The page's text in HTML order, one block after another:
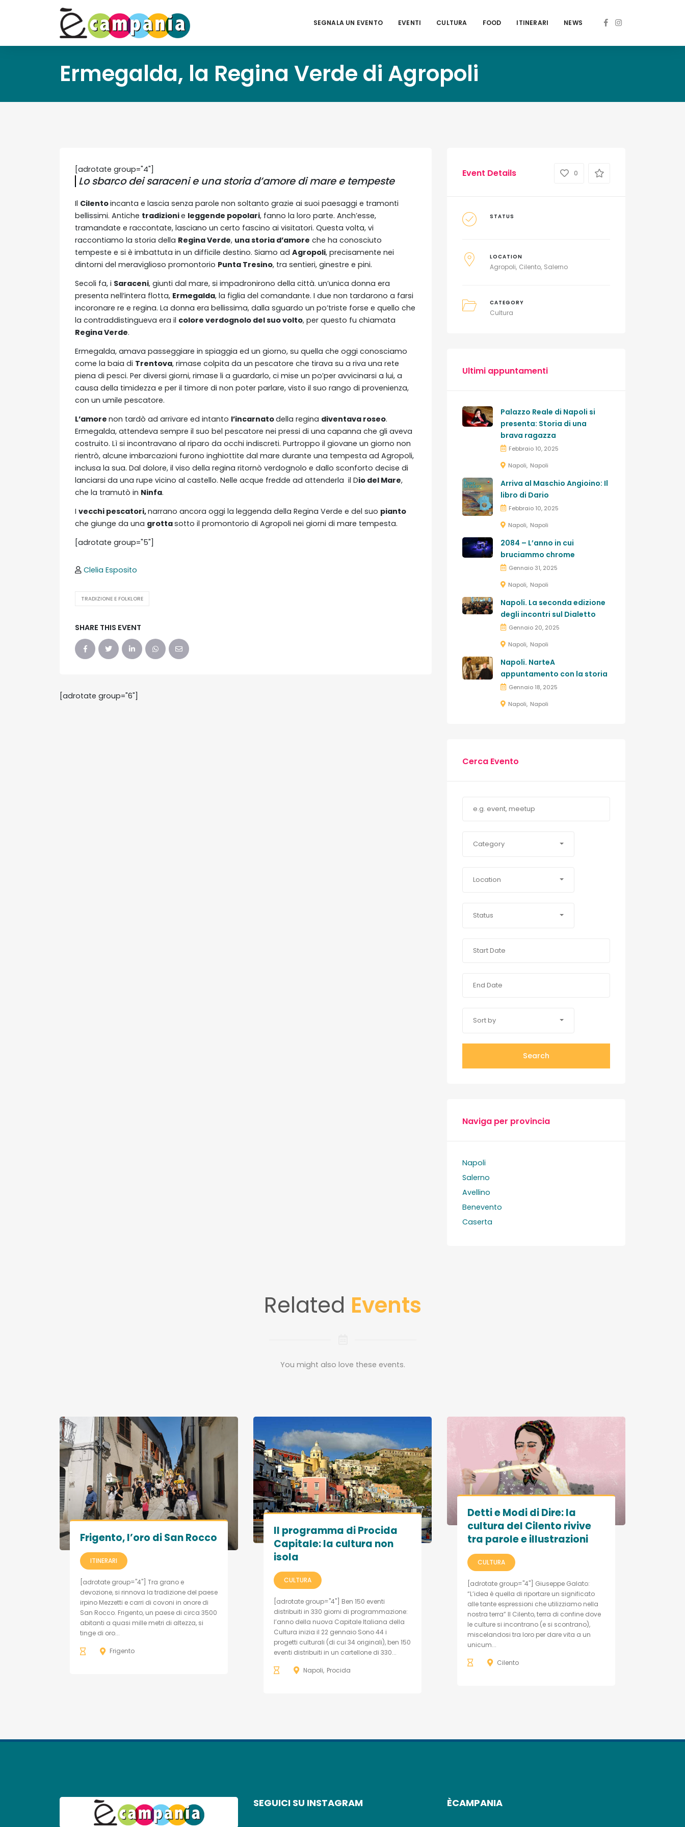
SEGNALA UN EVENTO EVENTI CULTURA FOOD ITINERARI NEWS
Ermegalda, la Regina Verde di Agropoli
[adrotate group="4"]
Lo sbarco dei saraceni e una storia d’amore di mare e tempeste
Il Cilentoincanta e lascia senza parole non soltanto grazie ai suoi paesaggi e tramonti
bellissimi. Antiche tradizionie leggende popolari, fanno la loro parte. Anch’esse,
tramandate e raccontate, lasciano un certo fascino ai visitatori. Questa volta, vi
raccontiamo la storia della Regina Verde, una storia d’amore che ha conosciuto
tempeste e si è imbattuta in un difficile destino. Siamo ad Agropoli, precisamente nei
dintorni del meraviglioso promontorio Punta Tresino, tra sentieri, ginestre e pini.
Secoli fa, i Saraceni, giunti dal mare, si impadronirono della città. un’unica donna era
presenta nell’intera flotta, Ermegalda, la figlia del comandante. I due non tardarono a farsi
incoronare re e regina. La donna era bellissima, dalla sguardo un po’triste forse e quello che
la contraddistingueva era il colore verdognolo del suo volto, per questo fu chiamata
Regina Verde.
Ermegalda, amava passeggiare in spiaggia ed un giorno, su quella che oggi conosciamo
come la baia di Trentova, rimase colpita da un pescatore che tirava su a riva una rete
piena di pesci. Per diversi giorni, rimase li a guardarlo, ci mise un po’per avvicinarsi a lui, a
causa della timidezza e per il timore di non poter parlare, visto il suo rango di provenienza,
con un umile pescatore.
L’amore non tardò ad arrivare ed intanto l’incarnatodella regina diventava roseo.
Ermegalda, attendeva sempre il suo bel pescatore nei pressi di una capanna che gli aveva
costruito. Lì si incontravano al riparo da occhi indiscreti. Purtroppo il giovane un giorno non
rientrò, alcune imbarcazioni furono inghiottite dal mare durante una tempesta ad Agropoli,
inclusa la sua. Dal dolore, il viso della regina ritornò verdognolo e dallo sconforto decise di
lanciarsi da una rupe vicino al castello. Nelle acque fredde ad attenderla il Dio del Mare,
che la tramutò in Ninfa.
I vecchi pescatori,narrano ancora oggi la leggenda della Regina Verde e del suo pianto
che giunge da una grottasotto il promontorio di Agropoli nei giorni di mare tempesta.
[adrotate group="5"]
Clelia Esposito
TRADIZIONE E FOLKLORE
SHARE THIS EVENT
[adrotate group="6"]
Event Details 0
STATUS
LOCATION
Agropoli Cilento Salerno
CATEGORY
Cultura
Ultimi appuntamenti
Palazzo Reale di Napoli si
presenta: Storia di una
brava ragazza
Febbraio 10, 2025
Napoli Napoli
Arriva al Maschio Angioino: Il
libro di Dario
Febbraio 10, 2025
Napoli Napoli
2084 – L’anno in cui
bruciammo chrome
Gennaio 31, 2025
Napoli Napoli
Napoli. La seconda edizione
degli incontri sul Dialetto
Gennaio 20, 2025
Napoli Napoli
Napoli. NarteA
appuntamento con la storia
Gennaio 18, 2025
Napoli Napoli
Cerca Evento
Category
Location
Status
Sort by
Search
Naviga per provincia
Napoli
Salerno
Avellino
Benevento
Caserta
Related Events
You might also love these events.
Frigento, l’oro di San Rocco
ITINERARI
[adrotate group="4"] Tra grano e
devozione, si rinnova la tradizione del paese
irpino Mezzetti e carri di covoni in onore di
San Rocco. Frigento, un paese di circa 3500
abitanti a quasi mille metri di altezza, si
tinge di oro...
Frigento
Il programma di Procida
Capitale: la cultura non
isola
CULTURA
[adrotate group="4"] Ben 150 eventi
distribuiti in 330 giorni di programmazione:
l’anno della nuova Capitale Italiana della
Cultura inizia il 22 gennaio Sono 44 i
progetti culturali (di cui 34 originali), ben 150
eventi distribuiti in un cartellone di 330...
Napoli Procida
Detti e Modi di Dire: la
cultura del Cilento rivive
tra parole e illustrazioni
CULTURA
[adrotate group="4"] Giuseppe Galato:
“L’idea è quella di riportare un significato
alle tante espressioni che utilizziamo nella
nostra terra” Il Cilento, terra di confine dove
le culture si incontrano (e si scontrano),
miscelandosi tra loro per dare vita a un
unicum...
Cilento
SEGUICI SU INSTAGRAM ÈCAMPANIA